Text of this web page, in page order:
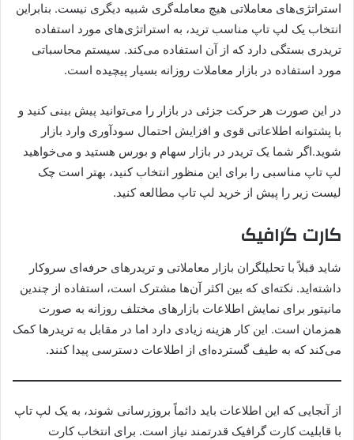
استراتژی‌های معاملاتی هیچ معامله‌گری شبیه دیگری نیست. بنابراین
انتخاب یک لپ تاپ مناسب ترید، به استراتژی‌های مورد استفاده
تریدری بستگی دارد که از آن استفاده می‌کند. سیستم محاسباتی
مورد استفاده در بازار معاملات روزانه بسیار پیچیده است.
در این صورت هر حرکت جزئی در بازار را می‌توانید پیش بینی کنید و
با پشتوانه اطلاعاتی قوی و افزایش احتمال سودآوری وارد بازار
شوید.اگر شما یک تریدر در بازار سهام و بورس هستید و می‌خواهید
لپ تاپ مناسبی را برای این منظور انتخاب کنید، بهتر است چک‌
لیست زیر را پیش از خرید لپ تاپ مطالعه کنید.
کارت گرافیک
شاید قبلاً با تحلیلگران بازار معاملاتی و تریدرهای حرفه‌ای سروکار
داشته‌اید. نکته‌ای که بین اکثر آن‌ها مشترک است، استفاده از چندین
مانیتور برای نمایش اطلاعات بازارهای مختلف روزانه به صورت
همزمان است. این کار هزینه زیادی دارد اما در مقابل به تریدرها کمک
می‌کند که به طیف گسترده‌ای از اطلاعات دسترسی پیدا کنند.
از آنجایی که این اطلاعات باید دائماً بروزرسانی شوند، به یک لپ تاپ
با قابلیت کارت گرافیک قدرتمند نیاز است. برای انتخاب کارت